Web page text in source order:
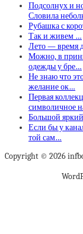
Подсолнух и
Словила
Рубашка с
Так и живем …
Лето — время
Можно, в
одежды у бре…
Не знаю что
желание ок…
Первая
символичное
Большой
Если бы у
той сам…
Copyright © 2026